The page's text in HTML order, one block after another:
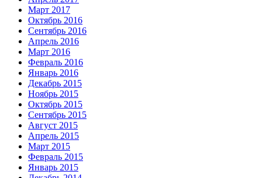
Март 2017
Октябрь 2016
Сентябрь 2016
Апрель 2016
Март 2016
Февраль 2016
Январь 2016
Декабрь 2015
Ноябрь 2015
Октябрь 2015
Сентябрь 2015
Август 2015
Апрель 2015
Март 2015
Февраль 2015
Январь 2015